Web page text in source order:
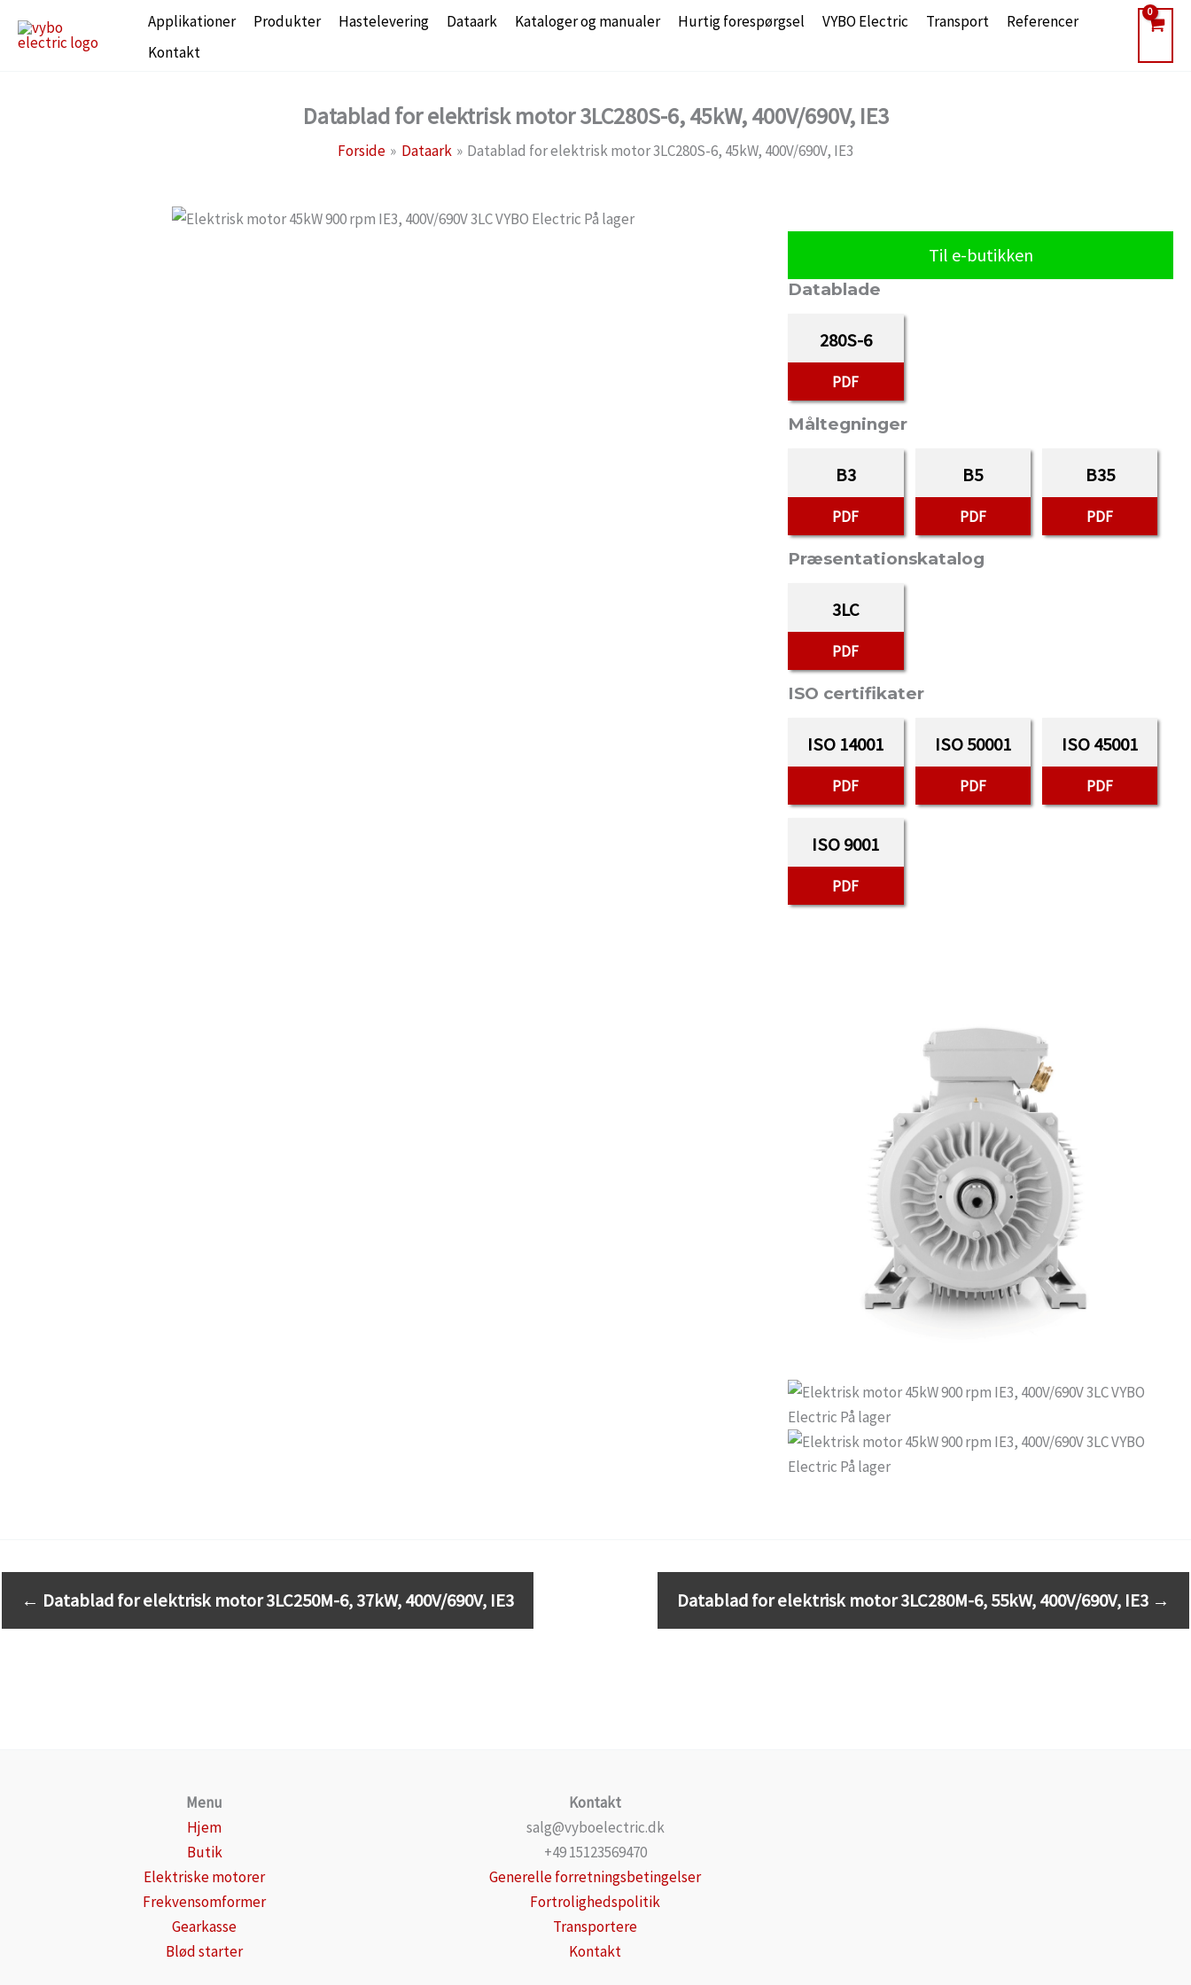
Applikationer Produkter Hastelevering Dataark Kataloger og manualer Hurtig forespørgsel VYBO Electric Transport
Referencer
Kontakt
Datablad for elektrisk motor 3LC280S-6, 45kW, 400V/690V, IE3
Forside Dataark Datablad for elektrisk motor 3LC280S-6, 45kW, 400V/690V, IE3
Til e-butikken
Datablade
280S-6
PDF
Måltegninger
B3
PDF
B5
PDF
B35
PDF
Præsentationskatalog
3LC
PDF
ISO certifikater
ISO 14001
PDF
ISO 50001
PDF
ISO 45001
PDF
ISO 9001
PDF
← Datablad for elektrisk motor 3LC250M-6, 37kW, 400V/690V, IE3 Datablad for elektrisk motor 3LC280M-6, 55kW, 400V/690V, IE3 →
Menu
Hjem
Butik
Elektriske motorer
Frekvensomformer
Gearkasse
Blød starter
Kontakt
salg@vyboelectric.dk
+49 15123569470
Generelle forretningsbetingelser
Fortrolighedspolitik
Transportere
Kontakt